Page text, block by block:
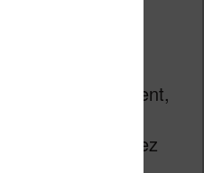
de logiciel
. Malheureusement,
2024, elle est
Vous avez